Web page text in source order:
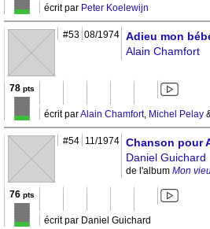
écrit par Peter Koelewijn
#53 08/1974 Adieu mon
Alain Chamfort
78 pts
écrit parAlain Chamfort, Michel Pelay
#54 11/1974
Chanson pour
Daniel Guichard
de l'album Mon
76 pts
écrit par Daniel Guichard